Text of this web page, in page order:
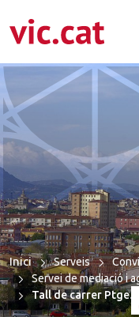
al contingut
a la navegació
de contacte
Inici Serveis
Servei de mediació i
Tall de carrer Ptge.